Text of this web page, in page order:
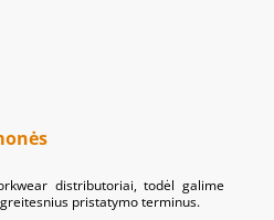
distributoriai, todėl galime
pristatymo terminus.